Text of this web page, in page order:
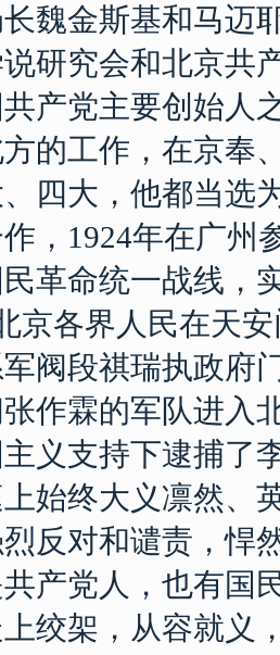
魏金斯基和马迈
研究会和北京共
产党主要创始人
的工作，在京奉
四大，他都当选
， 1924年在广州
革命统一战线，
京各界人民在天
阀段祺瑞执政府
作霖的军队进入
义支持下逮捕了
始终大义凛然、
反对和谴责，悍
共产党人，也有国
绞架，从容就义